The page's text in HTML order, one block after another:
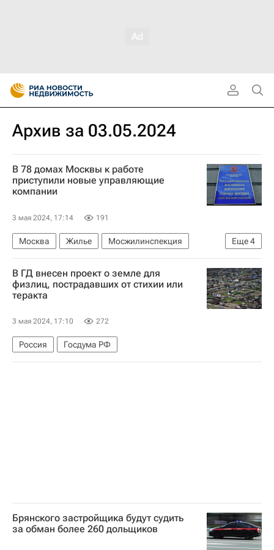
Архив за 03.05.2024
В 78 домах Москвы к работе
приступили новые управляющие
компании
3 мая 2024, 17:14 191
Еще4
Москва Жилье
Мосжилинспекция
ГК "ПИК"
Москва Сегодня: мегаполис для жизни
Комплекс городского хозяйства Москвы
Городское хозяйство Москвы
В ГД внесен проект о земле для
физлиц, пострадавших от стихии или
теракта
3 мая 2024, 17:10 272
Россия Госдума РФ
Брянского застройщика будут судить
за обман более 260 дольщиков